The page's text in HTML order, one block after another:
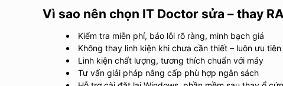
Vì sao nên chọn IT Doctor sửa – thay
Kiểm tra miễn phí, báo lỗi rõ ràng, minh bạch giá
Không thay linh kiện khi chưa cần thiết – luôn ưu
Linh kiện chất lượng, tương thích chuẩn với máy
Tư vấn giải pháp nâng cấp phù hợp ngân sách